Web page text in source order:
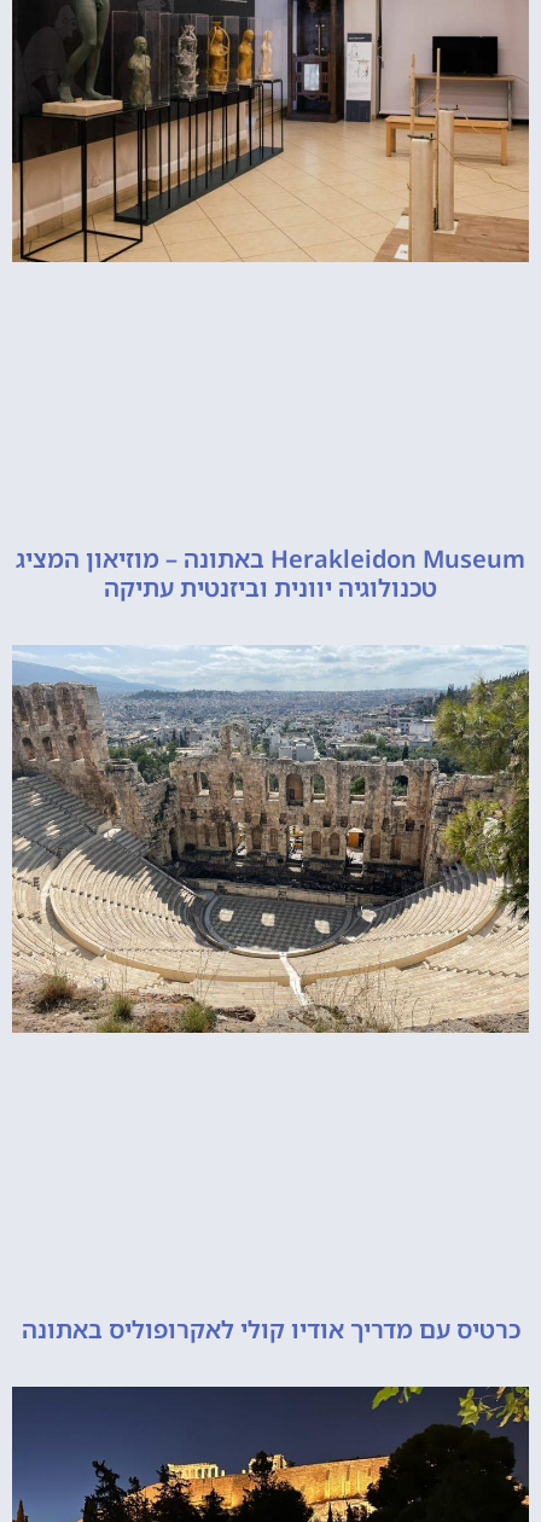
Herakleidon Museum באתונה – מוזיאון המציג
טכנולוגיה יוונית וביזנטית עתיקה
עם מדריך אודיו קולי לאקרופוליס באתונה